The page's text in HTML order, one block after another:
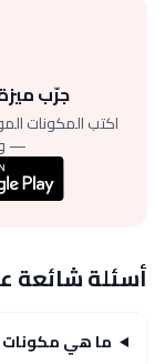
جرّب
اكتب المكونات
—
أسئلة شائعة
ما هي مكونات